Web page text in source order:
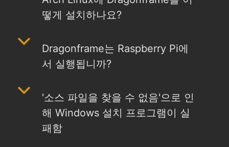
떻게 설치하나요?
b
Dragonframe는 Raspberry Pi에
서 실행됩니까?
b
'소스 파일을 찾을 수 없음'으로 인
해 Windows 설치 프로그램이 실
패함